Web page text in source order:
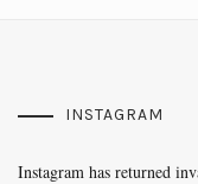
INSTAGRAM
Instagram has returned